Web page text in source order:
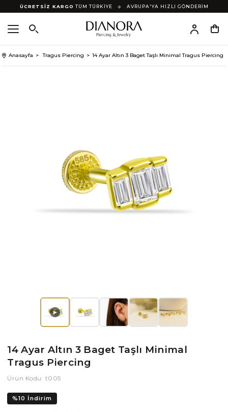
ÜCRETSİZ KARGO TÜM TÜRKİYE ◆ AVRUPA'YA HIZLI GÖNDERİM
Anasayfa Tragus Piercing 14 Ayar Altın 3 Baget Taşlı Minimal Tragus Piercing
▶
14 Ayar Altın 3 Baget Taşlı Minimal
Tragus Piercing
Ürün Kodu: t005
%10 İndirim